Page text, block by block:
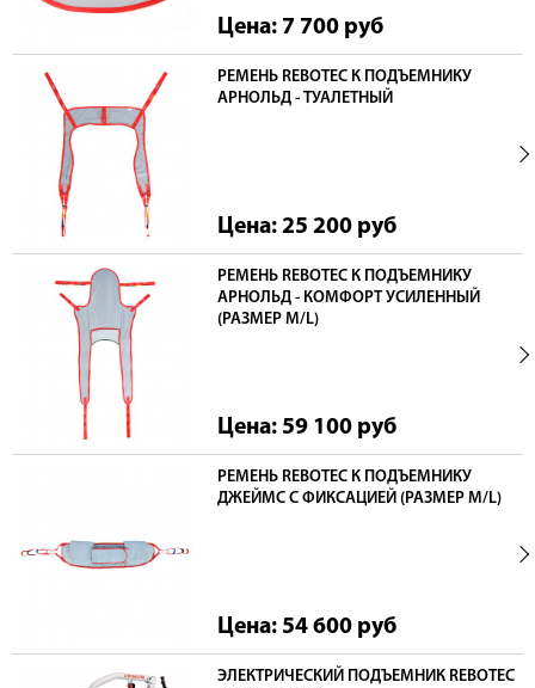
Цена: 7 700 руб
РЕМЕНЬ REBOTEC К ПОДЪЕМНИКУ
АРНОЛЬД - ТУАЛЕТНЫЙ
Цена: 25 200 руб
РЕМЕНЬ REBOTEC К ПОДЪЕМНИКУ
АРНОЛЬД - КОМФОРТ УСИЛЕННЫЙ
(РАЗМЕР M/L)
Цена: 59 100 руб
РЕМЕНЬ REBOTEC К ПОДЪЕМНИКУ
ДЖЕЙМС С ФИКСАЦИЕЙ (РАЗМЕР M/L)
Цена: 54 600 руб
ЭЛЕКТРИЧЕСКИЙ ПОДЪЕМНИК REBOTEC